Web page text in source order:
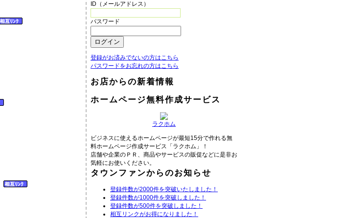
ID（メールアドレス）
パスワード
登録がお済みでないの方はこちら
パスワードをお忘れの方はこちら
お店からの新着情報
ホームページ無料作成サービス
ラクホム
ビジネスに使えるホームページが最短15分で作れる無
料ホームページ作成サービス「ラクホム」！
店舗や企業のＰＲ、商品やサービスの販促などに是非お
気軽にお使いください。
タウンファンからのお知らせ
登録件数が2000件を突破いたしました！
登録件数が1000件を突破しました！
登録件数が500件を突破しました！
相互リンクがお得になりました！